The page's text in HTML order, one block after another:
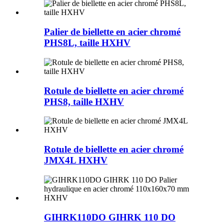
Palier de biellette en acier chromé
PHS8L, taille HXHV
Rotule de biellette en acier chromé
PHS8, taille HXHV
Rotule de biellette en acier chromé
JMX4L HXHV
GIHRK110DO GIHRK 110 DO